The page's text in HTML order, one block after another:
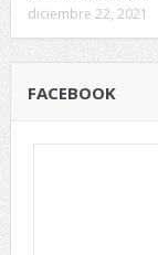
diciembre 22, 2021
FACEBOOK